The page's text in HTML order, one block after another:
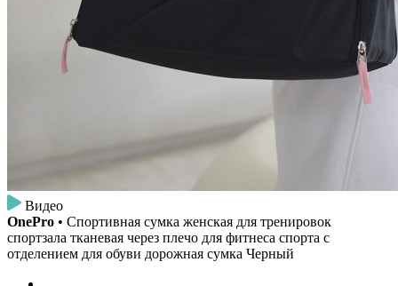
Видео
OnePro • Спортивная сумка женская для тренировок
спортзала тканевая через плечо для фитнеса спорта с
отделением для обуви дорожная сумка Черный